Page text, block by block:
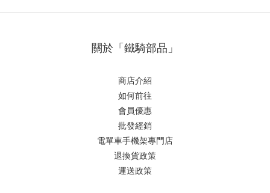
關於「鐵騎部品」
商店介紹
如何前往
會員優惠
批發經銷
電單車手機架專門店
退換貨政策
運送政策